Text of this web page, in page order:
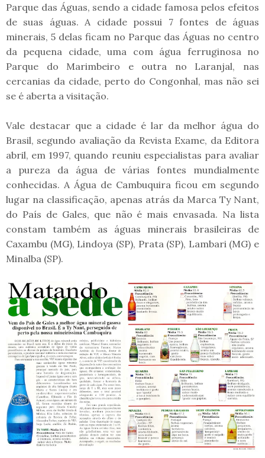
Parque das Águas, sendo a cidade famosa pelos efeitos
de suas águas. A cidade possui 7 fontes de águas
minerais, 5 delas ficam no Parque das Águas no centro
da pequena cidade, uma com água ferruginosa no
Parque do Marimbeiro e outra no Laranjal, nas
cercanias da cidade, perto do Congonhal, mas não sei
se é aberta a visitação.
Vale destacar que a cidade é lar da melhor água do
Brasil, segundo avaliação da Revista Exame, da Editora
abril, em 1997, quando reuniu especialistas para avaliar
a pureza da água de várias fontes mundialmente
conhecidas. A Água de Cambuquira ficou em segundo
lugar na classificação, apenas atrás da Marca Ty Nant,
do País de Gales, que não é mais envasada. Na lista
constam também as águas minerais brasileiras de
Caxambu (MG), Lindoya (SP), Prata (SP), Lambari (MG) e
Minalba (SP).